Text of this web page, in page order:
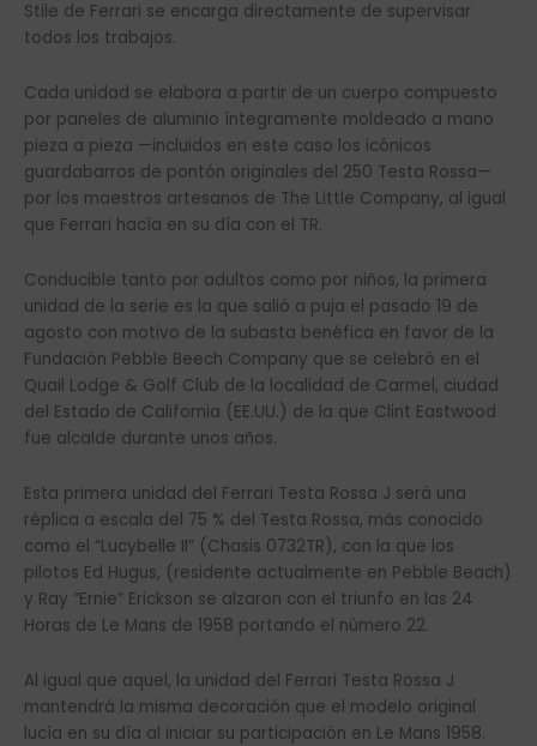
Stile de Ferrari se encarga directamente de supervisar
todos los trabajos.
Cada unidad se elabora a partir de un cuerpo compuesto
por paneles de aluminio íntegramente moldeado a mano
pieza a pieza —incluidos en este caso los icónicos
guardabarros de pontón originales del 250 Testa Rossa—
por los maestros artesanos de The Little Company, al igual
que Ferrari hacía en su día con el TR.
Conducible tanto por adultos como por niños, la primera
unidad de la serie es la que salió a puja el pasado 19 de
agosto con motivo de la subasta benéfica en favor de la
Fundación Pebble Beech Company que se celebró en el
Quail Lodge & Golf Club de la localidad de Carmel, ciudad
del Estado de California (EE.UU.) de la que Clint Eastwood
fue alcalde durante unos años.
Esta primera unidad del Ferrari Testa Rossa J será una
réplica a escala del 75 % del Testa Rossa, más conocido
como el “Lucybelle II” (Chasis 0732TR), con la que los
pilotos Ed Hugus, (residente actualmente en Pebble Beach)
y Ray “Ernie” Erickson se alzaron con el triunfo en las 24
Horas de Le Mans de 1958 portando el número 22.
Al igual que aquel, la unidad del Ferrari Testa Rossa J
mantendrá la misma decoración que el modelo original
lucía en su día al iniciar su participación en Le Mans 1958.